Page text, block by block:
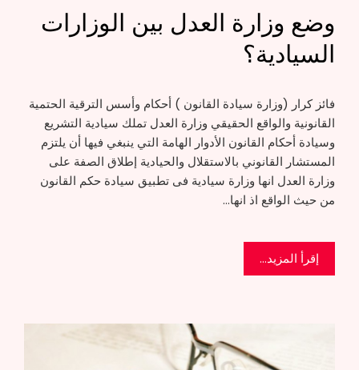
وضع وزارة العدل بين الوزارات
السيادية؟
فائز كرار (وزارة سيادة القانون ) أحكام وأسس الترقية الحتمية
القانونية والواقع الحقيقي وزارة العدل تملك سيادية التشريع
وسيادة أحكام القانون الأدوار الهامة التي ينبغي فيها أن يلتزم
المستشار القانوني بالاستقلال والحيادية إطلاق الصفة على
وزارة العدل انها وزارة سيادية فى تطبيق سيادة حكم القانون
من حيث الواقع اذ انها…
إقرأ المزيد...